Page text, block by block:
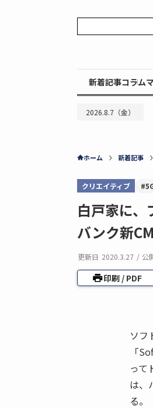
新着記事コラム
2026.8.7（金）
ホーム 新着記事
クリエイティブ
白戸家に
バンク新
更新日 2020.3.27 / 公
印刷 / PDF
ソフ
「
って
は、
る。